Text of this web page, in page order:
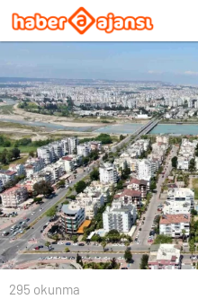
295 okunma